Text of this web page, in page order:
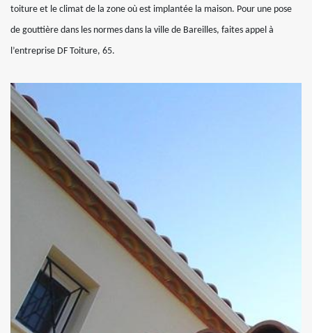
toiture et le climat de la zone où est implantée la maison. Pour une pose
de gouttière dans les normes dans la ville de Bareilles, faites appel à
l’entreprise DF Toiture, 65.